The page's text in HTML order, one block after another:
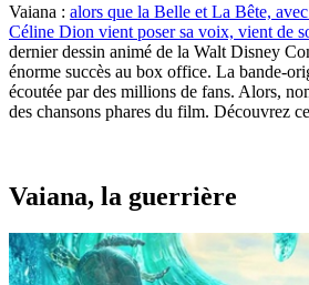
Vaiana : alors que la Belle et La Bête,
Céline Dion vient poser sa voix, vient de
dernier dessin animé de la Walt Disney
énorme succès au box office. La bande-
écoutée par des millions de fans. Alors,
des chansons phares du film. Découvrez
Vaiana, la guerrière